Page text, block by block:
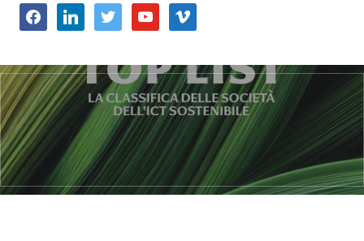
facebooklinkedin twitter youtube vimeo